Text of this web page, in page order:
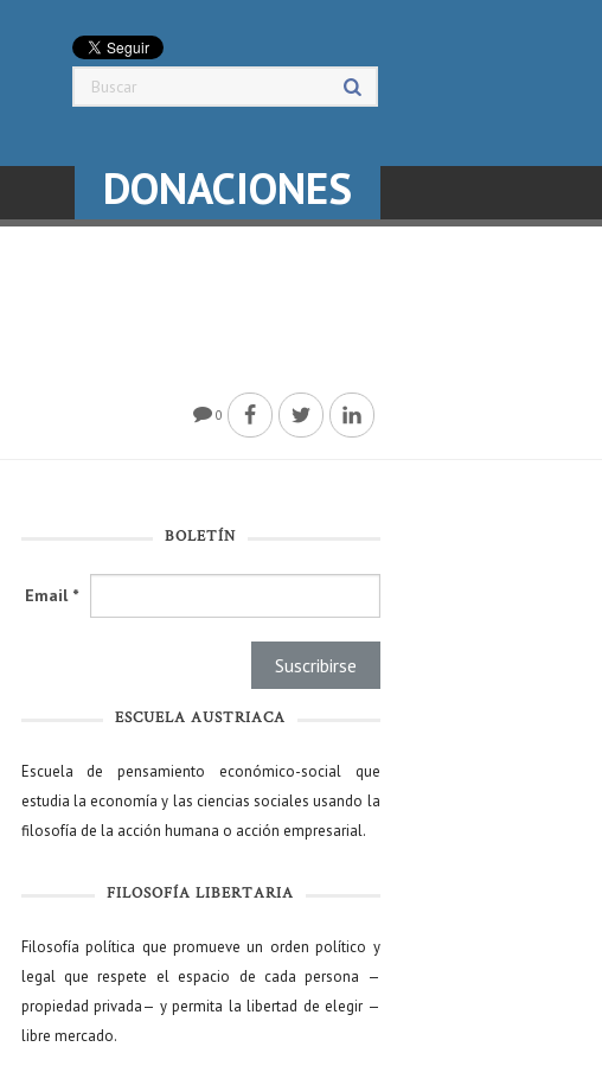
DONACIONES
0
BOLETÍN
Email *
ESCUELA AUSTRIACA
Escuela de pensamiento económico-social que
estudia la economía y las ciencias sociales usando la
filosofía de la acción humana o acción empresarial.
FILOSOFÍA LIBERTARIA
Filosofía política que promueve un orden político y
legal que respete el espacio de cada persona —
propiedad privada— y permita la libertad de elegir —
libre mercado.